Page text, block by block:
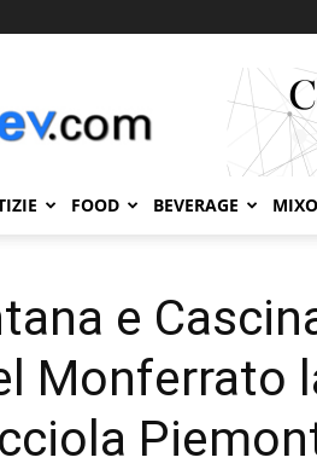
FOOD BEVERAGE
e
Monferrato